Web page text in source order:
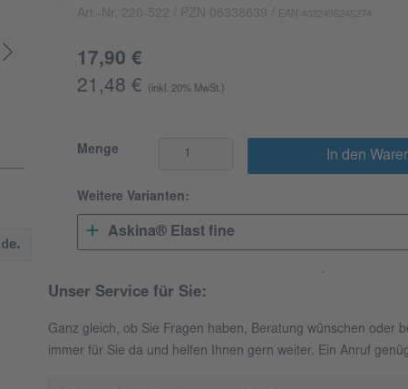
Art.-Nr. 220-522 / PZN 06338639 EAN 4022495245274
17,90 €
21,48 €
(inkl. 20% MwSt.)
Menge In den
Weitere Varianten:
Askina® Elast fine
Unser Service für Sie:
Ganz gleich, ob Sie Fragen haben, Beratung wünschen oder
immer für Sie da und helfen Ihnen gern weiter. Ein Anruf